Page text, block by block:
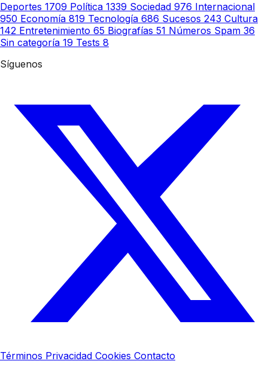
Deportes 1709 Política 1339 Sociedad 976 Internacional
950 Economía 819 Tecnología 686 Sucesos 243 Cultura
142 Entretenimiento 65 Biografías 51 Números Spam 36
Sin categoría 19 Tests 8
Síguenos
Términos Privacidad Cookies Contacto